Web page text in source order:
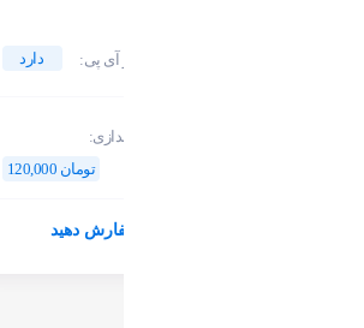
امکان تغییر آی پی: دارد
هزینه راه اندازی:
120,000 تومان
سفارش دهید